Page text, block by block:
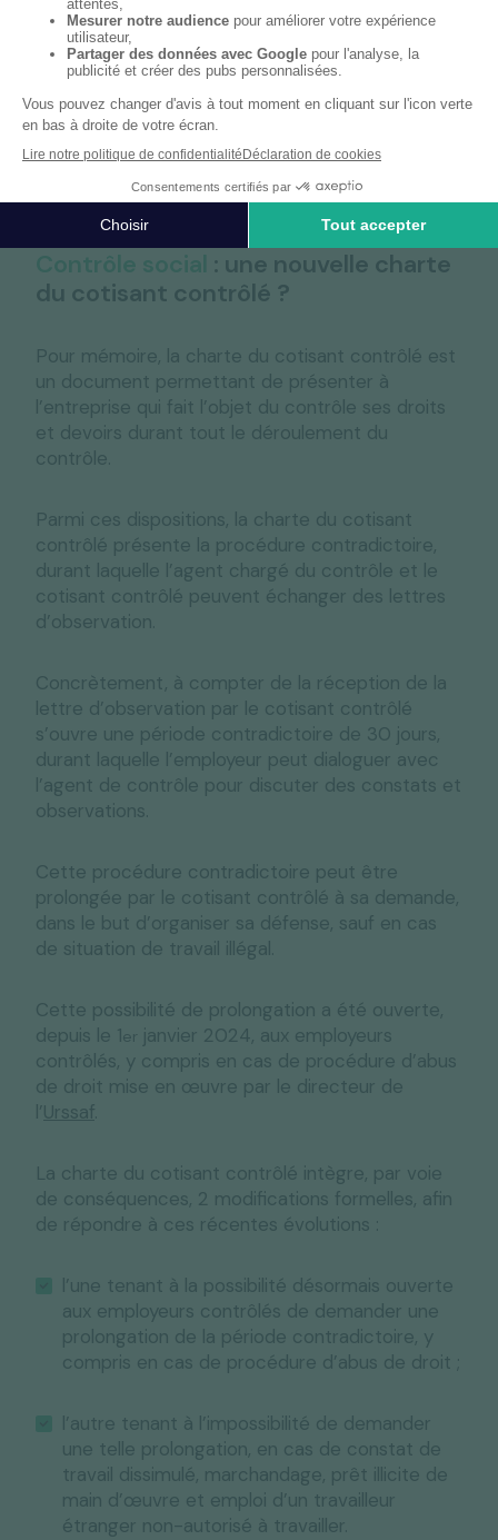
de l'arrêt de travail, soit de l'impossibilité de
procéder au contrôle pour un motif imputable au
salarié, tenant notamment à son refus de se
de la visite à domicile.
Il revient ensuite à l’employeur de transmettre,
sans délai, cette information au salarié.
Contrôle social : une nouvelle charte
du cotisant contrôlé ?
Pour mémoire, la charte du cotisant contrôlé est
un document permettant de présenter à
l’entreprise qui fait l’objet du contrôle ses droits
et devoirs durant tout le déroulement du
contrôle.
Parmi ces dispositions, la charte du cotisant
contrôlé présente la procédure contradictoire,
durant laquelle l’agent chargé du contrôle et le
cotisant contrôlé peuvent échanger des lettres
d’observation.
Concrètement, à compter de la réception de la
lettre d’observation par le cotisant contrôlé
s’ouvre une période contradictoire de 30 jours,
durant laquelle l’employeur peut dialoguer avec
l’agent de contrôle pour discuter des constats et
observations.
Cette procédure contradictoire peut être
prolongée par le cotisant contrôlé à sa demande,
dans le but d’organiser sa défense, sauf en cas
de situation de travail illégal.
Cette possibilité de prolongation a été ouverte,
depuis le 1er janvier 2024, aux employeurs
contrôlés, y compris en cas de procédure d’abus
de droit mise en œuvre par le directeur de
l’Urssaf
La charte du cotisant contrôlé intègre, par voie
de conséquences, 2 modifications formelles, afin
de répondre à ces récentes évolutions :
l’une tenant à la possibilité désormais ouverte
aux employeurs contrôlés de demander une
prolongation de la période contradictoire, y
compris en cas de procédure d’abus de droit ;
l’autre tenant à l’impossibilité de demander
une telle prolongation, en cas de constat de
travail dissimulé, marchandage, prêt illicite de
main d’œuvre et emploi d’un travailleur
étranger non-autorisé à travailler.